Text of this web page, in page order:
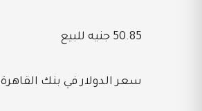
50.85 جنيه للبيع
سعر الدولار في بنك القاهرة